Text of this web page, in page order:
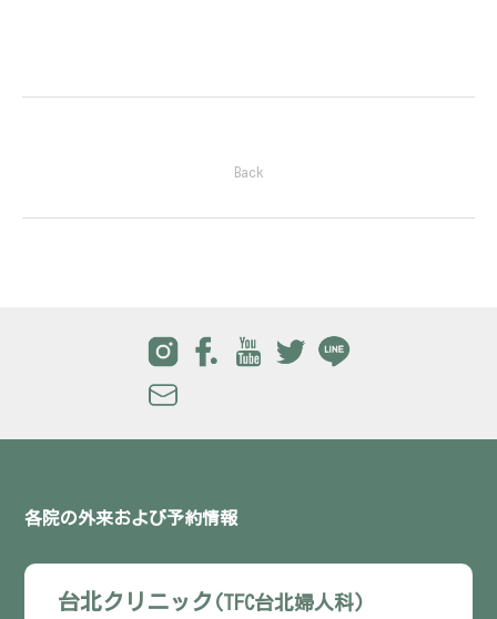
Back
各院の外来および予約情報
台北クリニック (TFC台北婦人科)